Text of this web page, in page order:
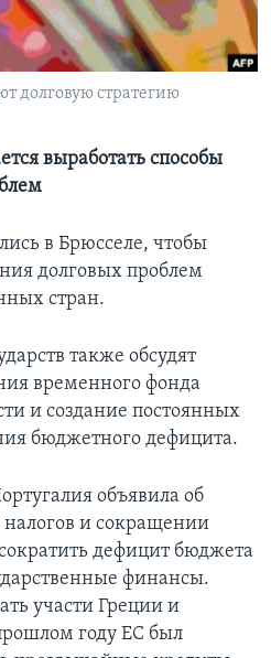
долговую стратегию
выработать способы
в Брюсселе, чтобы
долговых проблем
стран.
также обсудят
временного фонда
и создание постоянных
бюджетного дефицита.
объявила об
и сокращении
дефицит бюджета
финансы.
участи Греции и
году ЕС был